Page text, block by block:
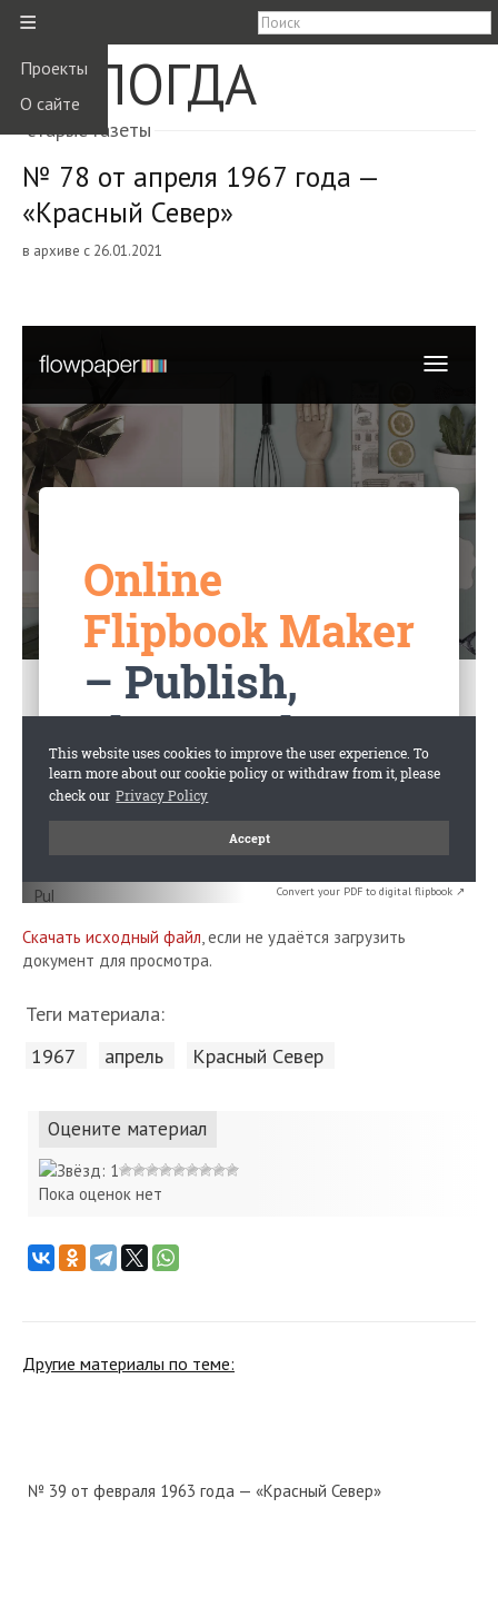
≡
Проекты
О сайте
ВОЛОГДА
старые газеты
№ 78 от апреля 1967 года —
«Красный Север»
в архиве с 26.01.2021
Convert your PDF to digital flipbook ↗
Скачать исходный файл, если не удаётся загрузить
документ для просмотра.
Теги материала:
1967 апрель Красный Cевер
Оцените материал
Пока оценок нет
Другие материалы по теме:
№ 39 от февраля 1963 года — «Красный Север»